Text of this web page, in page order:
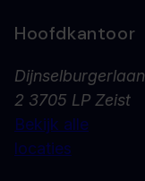
Hoofdkantoor
Dijnselburgerlaan
2 3705 LP Zeist
Bekijk alle
locaties